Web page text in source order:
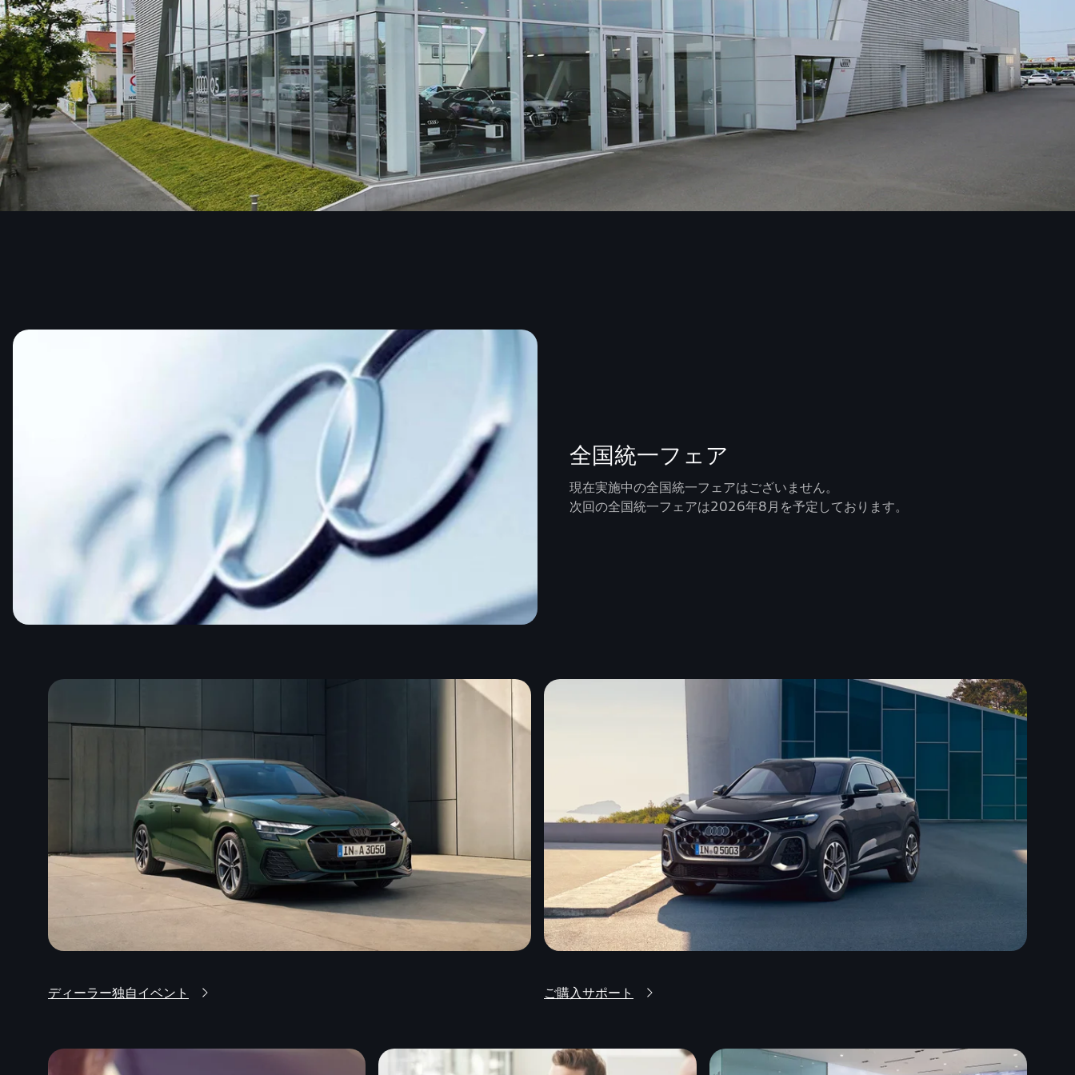
全国統一フェア
現在実施中の全国統一フェアはございません。
次回の全国統一フェアは2026年8月を予定しております。
ディーラー独自イベント ご購入サポート